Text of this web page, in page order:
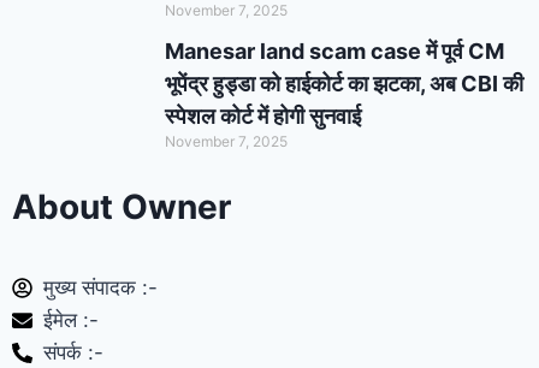
November 7, 2025
Manesar land scam case में पूर्व CM
भूपेंद्र हुड्डा को हाईकोर्ट का झटका, अब CBI की
स्पेशल कोर्ट में होगी सुनवाई
November 7, 2025
About Owner
मुख्य संपादक :-
ईमेल :-
संपर्क :-